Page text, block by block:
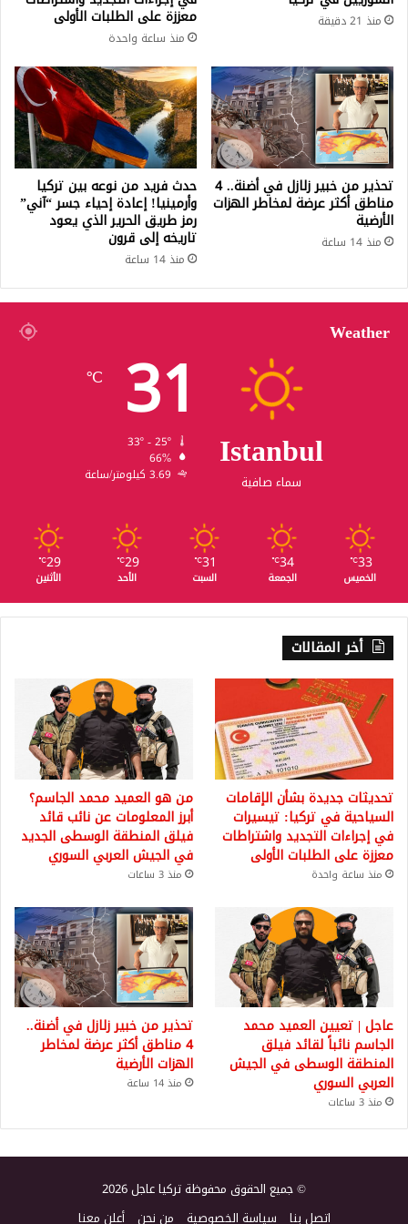
منذ 21 دقيقة معززة على الطلبات الأولى
منذ ساعة واحدة
تحذير من خبير زلازل في أضنة.. 4
مناطق أكثر عرضة لمخاطر الهزات
الأرضية
منذ 14 ساعة
حدث فريد من نوعه بين تركيا
وأرمينيا! إعادة إحياء جسر “آني”
رمز طريق الحرير الذي يعود
تاريخه إلى قرون
منذ 14 ساعة
Weather
Istanbul
سماء صافية
31
℃
66%
3.69 كيلومتر/ساعة
33
℃
الخميس
34
℃
الجمعة
31
℃
السبت
29
℃
الأحد
29
℃
الأثنين
أخر المقالات
تحديثات جديدة بشأن الإقامات
السياحية في تركيا: تيسيرات
في إجراءات التجديد واشتراطات
معززة على الطلبات الأولى
منذ ساعة واحدة
من هو العميد محمد الجاسم؟
أبرز المعلومات عن نائب قائد
فيلق المنطقة الوسطى الجديد
في الجيش العربي السوري
منذ 3 ساعات
عاجل | تعيين العميد محمد
الجاسم نائباً لقائد فيلق
المنطقة الوسطى في الجيش
العربي السوري
منذ 3 ساعات
تحذير من خبير زلازل في أضنة..
4 مناطق أكثر عرضة لمخاطر
الهزات الأرضية
منذ 14 ساعة
© جميع الحقوق محفوظة تركيا عاجل 2026
اتصل بنا سياسة الخصوصية من نحن أعلن معنا